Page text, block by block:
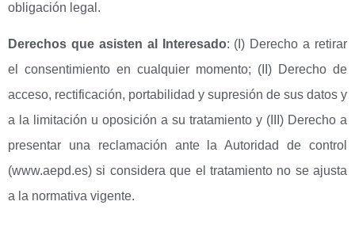
obligación legal.
Derechos que asisten al Interesado: (I) Derecho a retirar
el consentimiento en cualquier momento; (II) Derecho de
acceso, rectificación, portabilidad y supresión de sus datos y
a la limitación u oposición a su tratamiento y (III) Derecho a
presentar una reclamación ante la Autoridad de control
(www.aepd.es) si considera que el tratamiento no se ajusta
a la normativa vigente.